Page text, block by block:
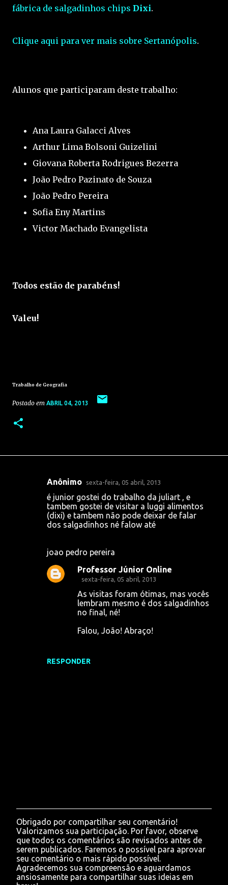
fábrica de salgadinhos chips Dixi.
Clique aqui para ver mais sobre Sertanópolis.
Alunos que participaram deste trabalho:
Ana Laura Galacci Alves
Arthur Lima Bolsoni Guizelini
Giovana Roberta Rodrigues Bezerra
João Pedro Pazinato de Souza
João Pedro Pereira
Sofia Eny Martins
Victor Machado Evangelista
Todos estão de parabéns!
Valeu!
Trabalho de Geografia
Postado em ABRIL 04, 2013
Anônimo sexta-feira, 05 abril, 2013
é junior gostei do trabalho da juliart , e
tambem gostei de visitar a luggi alimentos
(dixi) e tambem não pode deixar de falar
dos salgadinhos né falow até
joao pedro pereira
RESPONDER
Professor Júnior Online
sexta-feira, 05 abril, 2013
As visitas foram ótimas, mas vocês
lembram mesmo é dos salgadinhos
no final, né!
Falou, João! Abraço!
P
o
s
t
a
r
u
Obrigado por compartilhar seu comentário!
Valorizamos sua participação. Por favor, observe
que todos os comentários são revisados antes de
serem publicados. Faremos o possível para aprovar
seu comentário o mais rápido possível.
Agradecemos sua compreensão e aguardamos
ansiosamente para compartilhar suas ideias em